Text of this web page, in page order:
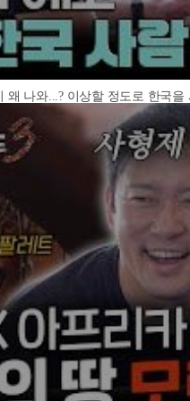
왜 나와...? 이상할 정도로 한국